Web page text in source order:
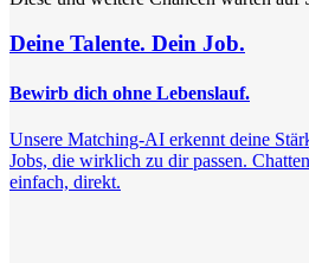
Deine Talente. Dein Job.
Bewirb dich ohne Lebenslauf.
Unsere Matching-AI erkennt deine
Jobs, die wirklich zu dir passen.
einfach, direkt.